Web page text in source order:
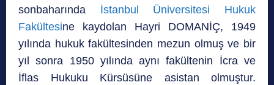
sonbaharında İstanbul Üniversitesi Hukuk
Fakültesine kaydolan Hayri DOMANİÇ, 1949
yılında hukuk fakültesinden mezun olmuş ve bir
yıl sonra 1950 yılında aynı fakültenin İcra ve
İflas Hukuku Kürsüsüne asistan olmuştur.